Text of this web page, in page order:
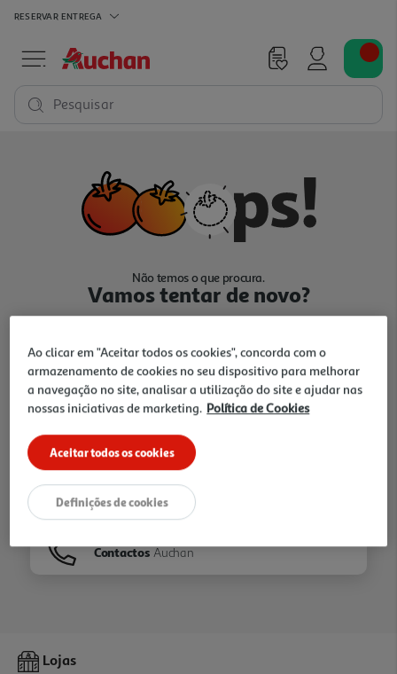
RESERVAR ENTREGA
Pesquisar
Não temos o que procura.
Vamos tentar de novo?
Ir para Homepage
Folhetos
Contactos Auchan
Lojas
Ao clicar em "Aceitar todos os cookies", concorda com o
armazenamento de cookies no seu dispositivo para melhorar
a navegação no site, analisar a utilização do site e ajudar nas
nossas iniciativas de marketing. Política de Cookies
Aceitar todos os cookies
Definições de cookies